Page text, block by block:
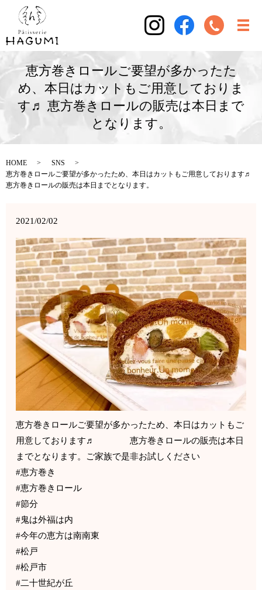
恵方巻きロールご要望が多かったた
め、本日はカットもご用意しておりま
す♬ 恵方巻きロールの販売は本日まで
となります。
HOME
SNS
恵方巻きロールご要望が多かったため、本日はカットもご用意しております♬
恵方巻きロールの販売は本日までとなります。
2021/02/02
恵方巻きロールご要望が多かったため、本日はカットもご
用意しております♬ 恵方巻きロールの販売は本日
までとなります。ご家族で是非お試しください
#恵方巻き
#恵方巻きロール
#節分
#鬼は外福は内
#今年の恵方は南南東
#松戸
#松戸市
#二十世紀が丘